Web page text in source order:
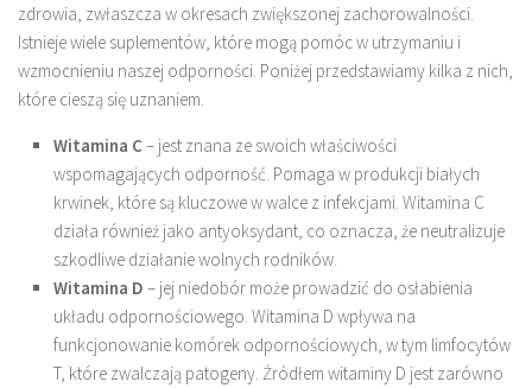
zdrowia, zwłaszcza w okresach zwiększonej zachorowalności.
Istnieje wiele suplementów, które mogą pomóc w utrzymaniu i
wzmocnieniu naszej odporności. Poniżej przedstawiamy kilka z nich,
które cieszą się uznaniem.
Witamina C– jest znana ze swoich właściwości
wspomagających odporność. Pomaga w produkcji białych
krwinek, które są kluczowe w walce z infekcjami. Witamina C
działa również jako antyoksydant, co oznacza, że neutralizuje
szkodliwe działanie wolnych rodników.
Witamina D – jej niedobór może prowadzić do osłabienia
układu odpornościowego. Witamina D wpływa na
funkcjonowanie komórek odpornościowych, w tym limfocytów
T, które zwalczają patogeny. Źródłem witaminy D jest zarówno